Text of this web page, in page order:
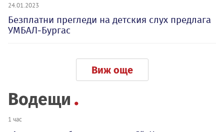
24.01.2023
Безплатни прегледи на детския слух предлага
УМБАЛ-Бургас
Виж още
Водещи
1 час